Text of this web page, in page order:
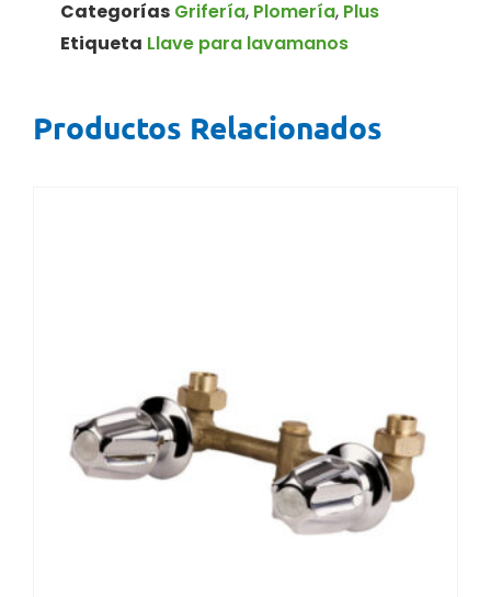
Categorías Grifería, Plomería, Plus
Etiqueta Llave para lavamanos
Productos Relacionados